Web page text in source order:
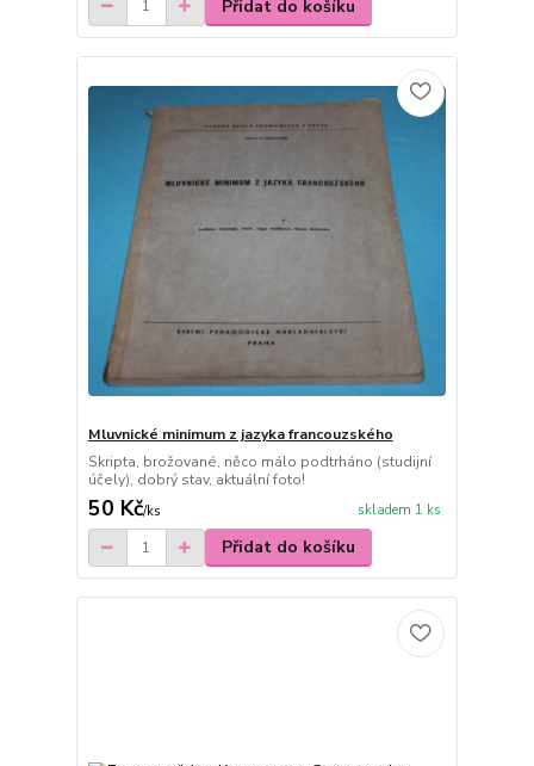
Přidat do košíku
Mluvnické minimum z jazyka francouzského
Skripta, brožované, něco málo podtrháno (studijní
účely), dobrý stav, aktuální foto!
50 Kč/ks skladem 1 ks
Přidat do košíku